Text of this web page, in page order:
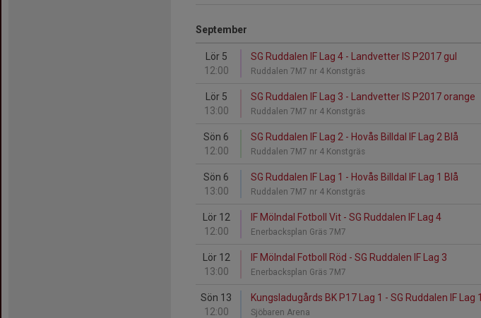
September
Lör 5
12:00
SG Ruddalen IF Lag 4 - Landvetter IS P2017 gul
Ruddalen 7M7 nr 4 Konstgräs
Lör 5
13:00
SG Ruddalen IF Lag 3 - Landvetter IS P2017 orange
Ruddalen 7M7 nr 4 Konstgräs
Sön 6
12:00
SG Ruddalen IF Lag 2 - Hovås Billdal IF Lag 2 Blå
Ruddalen 7M7 nr 4 Konstgräs
Sön 6
13:00
SG Ruddalen IF Lag 1 - Hovås Billdal IF Lag 1 Blå
Ruddalen 7M7 nr 4 Konstgräs
Lör 12
12:00
IF Mölndal Fotboll Vit - SG Ruddalen IF Lag 4
Enerbacksplan Gräs 7M7
Lör 12
13:00
IF Mölndal Fotboll Röd - SG Ruddalen IF Lag 3
Enerbacksplan Gräs 7M7
Sön 13
12:00
Kungsladugårds BK P17 Lag 1 - SG Ruddalen IF Lag 1
Sjöbaren Arena